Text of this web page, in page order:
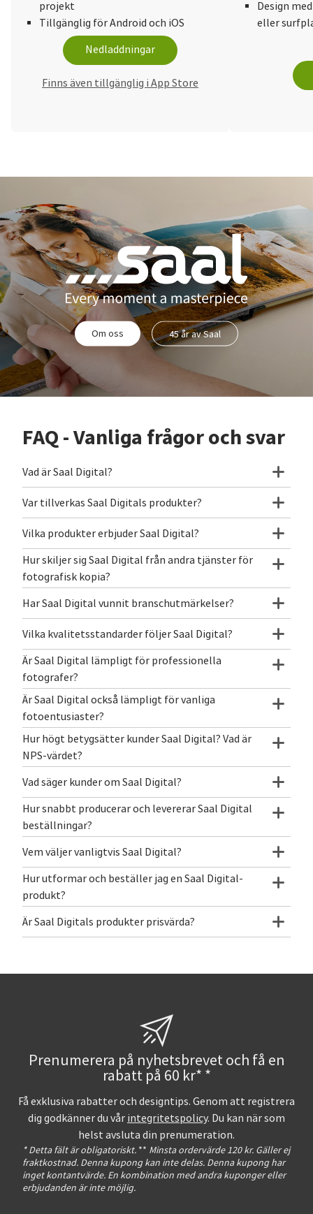
projekt
Tillgänglig för Android och iOS
Nedladdningar
Finns även tillgänglig i App Store
Design
eller
Om oss 45 år av Saal
FAQ - Vanliga frågor och svar
Vad är Saal Digital?
Var tillverkas Saal Digitals produkter?
Vilka produkter erbjuder Saal Digital?
Hur skiljer sig Saal Digital från andra tjänster för
fotografisk kopia?
Har Saal Digital vunnit branschutmärkelser?
Vilka kvalitetsstandarder följer Saal Digital?
Är Saal Digital lämpligt för professionella
fotografer?
Är Saal Digital också lämpligt för vanliga
fotoentusiaster?
Hur högt betygsätter kunder Saal Digital? Vad är
NPS-värdet?
Vad säger kunder om Saal Digital?
Hur snabbt producerar och levererar Saal Digital
beställningar?
Vem väljer vanligtvis Saal Digital?
Hur utformar och beställer jag en Saal Digital-
produkt?
Är Saal Digitals produkter prisvärda?
Prenumerera på nyhetsbrevet och få en
rabatt på 60 kr* *
Få exklusiva rabatter och designtips. Genom att registrera
dig godkänner du vår integritetspolicy. Du kan när som
helst avsluta din prenumeration.
* Detta fält är obligatoriskt. ** Minsta ordervärde 120 kr. Gäller ej
fraktkostnad. Denna kupong kan inte delas. Denna kupong har
inget kontantvärde. En kombination med andra kuponger eller
erbjudanden är inte möjlig.